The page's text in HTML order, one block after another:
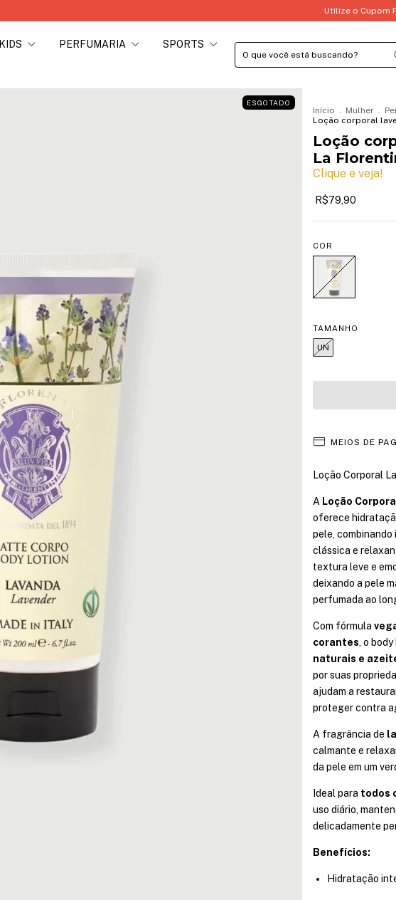
Utilize o Cupom
KIDS PERFUMARIA
SPORTS
ESGOTADO
Início . Mulher .
Loção corporal
Loção
La
Clique e veja!
R$79,90
COR
TAMANHO
UN
MEIOS DE
Loção Corporal
A Loção
oferece
pele,
clássica e
textura leve e
deixando a pele
perfumada ao
Com fórmula
corantes, o
naturais e
por suas
ajudam a
proteger contra
A fragrância de
calmante e
da pele em um
Ideal para todos
uso diário,
delicadamente
Benefícios:
Hidratação